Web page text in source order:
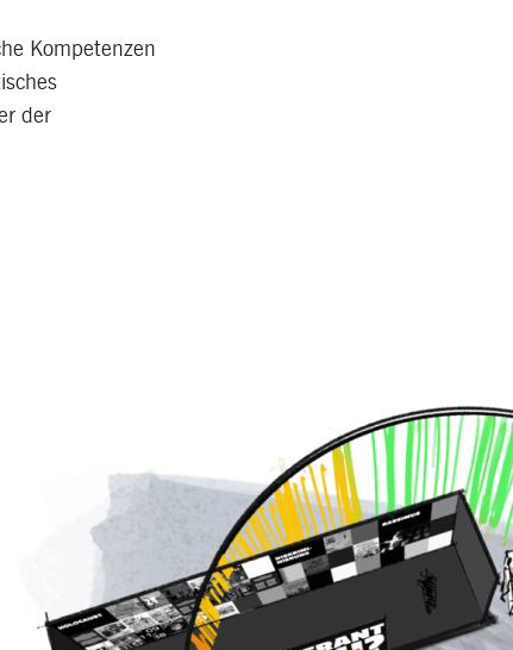
Kompetenzen
der